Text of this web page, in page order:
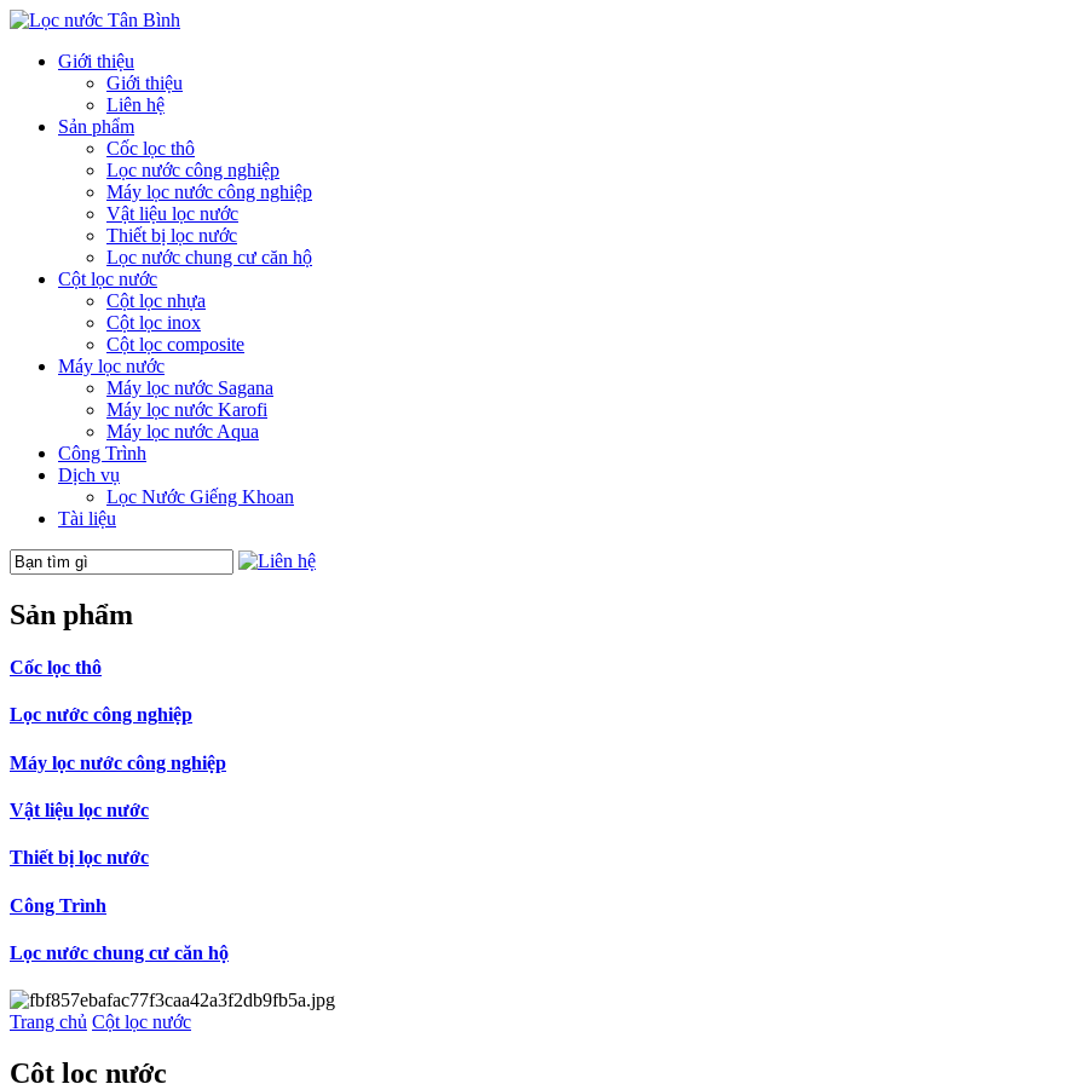
Giới thiệu
Giới thiệu
Liên hệ
Sản phẩm
Cốc lọc thô
Lọc nước công nghiệp
Máy lọc nước công nghiệp
Vật liệu lọc nước
Thiết bị lọc nước
Lọc nước chung cư căn hộ
Cột lọc nước
Cột lọc nhựa
Cột lọc inox
Cột lọc composite
Máy lọc nước
Máy lọc nước Sagana
Máy lọc nước Karofi
Máy lọc nước Aqua
Công Trình
Dịch vụ
Lọc Nước Giếng Khoan
Tài liệu
Sản phẩm
Cốc lọc thô
Lọc nước công nghiệp
Máy lọc nước công nghiệp
Vật liệu lọc nước
Thiết bị lọc nước
Công Trình
Lọc nước chung cư căn hộ
Trang chủ Cột lọc nước
Cột lọc nước